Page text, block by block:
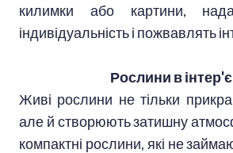
килимки або картини,
індивідуальність і пожвавлять
Рослини в
Живі рослини не тільки
але й створюють затишну
компактні рослини, які не